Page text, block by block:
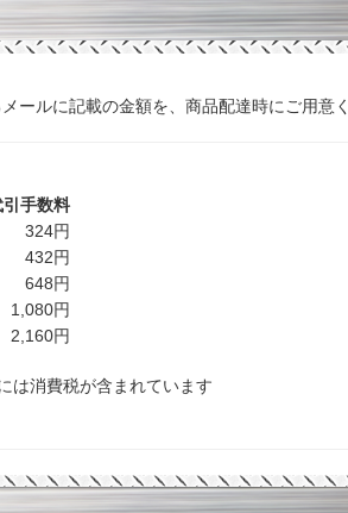
ールに記載の金額を、商品配達時にご用意
引手数料
324円
432円
648円
1,080円
2,160円
は消費税が含まれています